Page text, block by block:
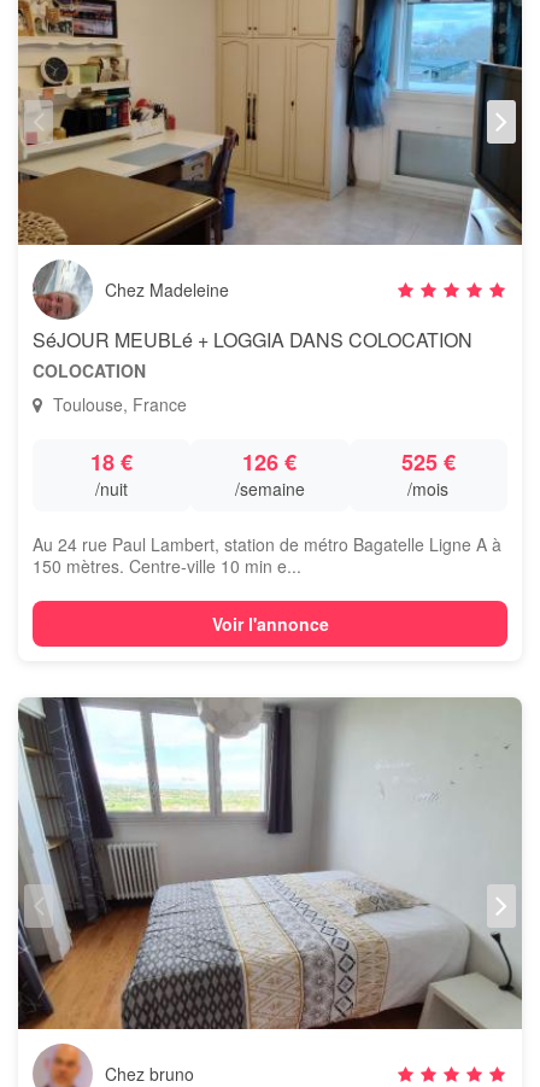
Chez Madeleine
SéJOUR MEUBLé + LOGGIA DANS COLOCATION
COLOCATION
Toulouse, France
18 €
/nuit
126 €
/semaine
525 €
/mois
Au 24 rue Paul Lambert, station de métro Bagatelle Ligne A à
150 mètres. Centre-ville 10 min e...
Voir l'annonce
Chez bruno